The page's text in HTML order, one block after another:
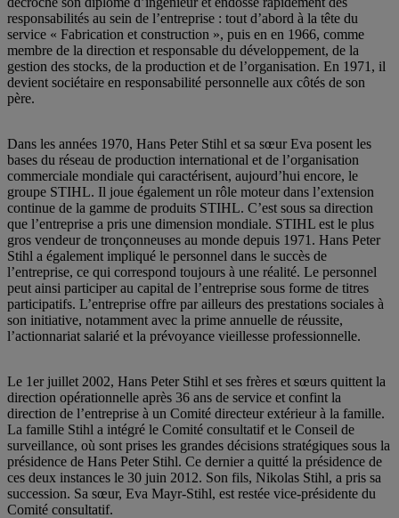
responsabilités au sein de l’entreprise : tout d’abord à la tête du
service « Fabrication et construction », puis en en 1966, comme
membre de la direction et responsable du développement, de la
gestion des stocks, de la production et de l’organisation. En 1971, il
devient sociétaire en responsabilité personnelle aux côtés de son
père.
Dans les années 1970, Hans Peter Stihl et sa sœur Eva posent les
bases du réseau de production international et de l’organisation
commerciale mondiale qui caractérisent, aujourd’hui encore, le
groupe STIHL. Il joue également un rôle moteur dans l’extension
continue de la gamme de produits STIHL. C’est sous sa direction
que l’entreprise a pris une dimension mondiale. STIHL est le plus
gros vendeur de tronçonneuses au monde depuis 1971. Hans Peter
Stihl a également impliqué le personnel dans le succès de
l’entreprise, ce qui correspond toujours à une réalité. Le personnel
peut ainsi participer au capital de l’entreprise sous forme de titres
participatifs. L’entreprise offre par ailleurs des prestations sociales à
son initiative, notamment avec la prime annuelle de réussite,
l’actionnariat salarié et la prévoyance vieillesse professionnelle.
Le 1er juillet 2002, Hans Peter Stihl et ses frères et sœurs quittent la
direction opérationnelle après 36 ans de service et confint la
direction de l’entreprise à un Comité directeur extérieur à la famille.
La famille Stihl a intégré le Comité consultatif et le Conseil de
surveillance, où sont prises les grandes décisions stratégiques sous la
présidence de Hans Peter Stihl. Ce dernier a quitté la présidence de
ces deux instances le 30 juin 2012. Son fils, Nikolas Stihl, a pris sa
succession. Sa sœur, Eva Mayr-Stihl, est restée vice-présidente du
Comité consultatif.